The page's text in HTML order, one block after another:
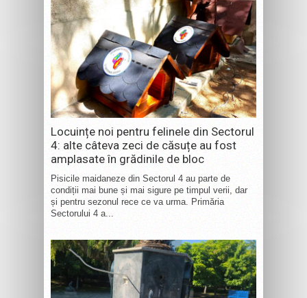
Locuințe noi pentru felinele din Sectorul
4: alte câteva zeci de căsuțe au fost
amplasate în grădinile de bloc
Pisicile maidaneze din Sectorul 4 au parte de
condiții mai bune și mai sigure pe timpul verii, dar
și pentru sezonul rece ce va urma. Primăria
Sectorului 4 a...